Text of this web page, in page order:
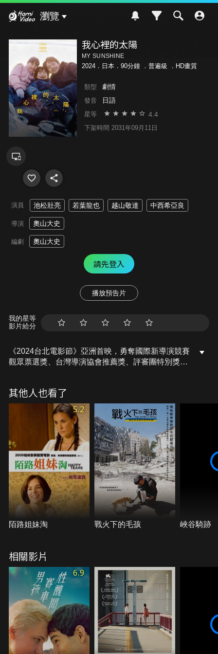
瀏覽
我心裡的太陽
MY SUNSHINE
2024．日本．90分鐘 ． 普遍級 ．HD畫質
類型 劇情
發音 日語
星等 4.4
下架時間 2031年09月11日
演員 池松壯亮 若葉龍也 越山敬達 中西希亞良
導演 奧山大史
編劇 奧山大史
請先登入
播放預告片
我的星等
影片給分
《2024台北電影節》亞洲首映，勇奪國際新導演競賽
觀眾票選獎、台灣導演協會推薦獎、評審團特別獎等
在冰上曲棍球隊練習時，深深被優雅的花式滑冰女孩
吸引，也迷上這項大家眼中陰柔的運動。場外，擔任
教練的退役名將把一切看在眼裡，他不但從頭教起男
孩花式滑冰的一切，還安排女孩和少年搭檔練習，準
備參加雙人滑冰舞蹈比賽。沒想到一次偶然，讓教練
的秘密意外曝光，一切的安排也都被打亂。
其他人也看了
5.2
陌路姐妹淘 戰火下的毛孩 峽谷騎跡
相關影片
6.9